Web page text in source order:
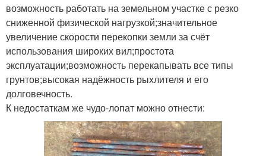
возможность работать на земельном участке с резко
сниженной физической нагрузкой;значительное
увеличение скорости перекопки земли за счёт
использования широких вил;простота
эксплуатации;возможность перекапывать все типы
грунтов;высокая надёжность рыхлителя и его
долговечность.
К недостаткам же чудо-лопат можно отнести: